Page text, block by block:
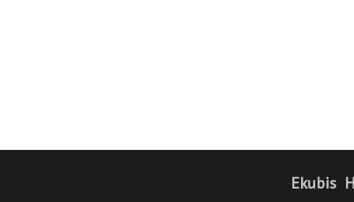
Ekubis